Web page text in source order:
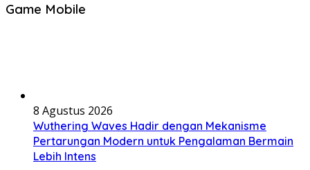
Game Mobile
8 Agustus 2026
Wuthering Waves Hadir dengan Mekanisme
Pertarungan Modern untuk Pengalaman Bermain
Lebih Intens